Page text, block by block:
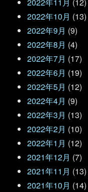
2022年10月 (13)
2022年9月 (9)
2022年8月 (4)
2022年7月 (17)
2022年6月 (19)
2022年5月 (12)
2022年4月 (9)
2022年3月 (13)
2022年2月 (10)
2022年1月 (12)
2021年12月 (7)
2021年11月 (13)
2021年10月 (14)